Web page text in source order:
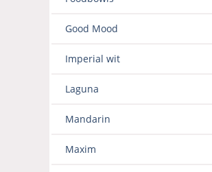
Good Mood
Imperial wit
Laguna
Mandarin
Maxim